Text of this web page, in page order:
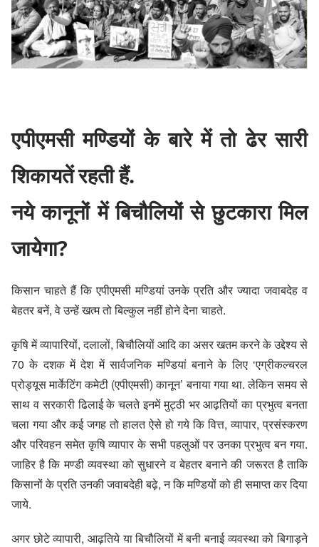
एपीएमसी मण्डियों के बारे में तो ढेर सारी
शिकायतें रहती हैं.
नये कानूनों में बिचौलियों से छुटकारा मिल
जायेगा?
किसान चाहते हैं कि एपीएमसी मण्डियां उनके प्रति और ज्यादा जवाबदेह व
बेहतर बनें, वे उन्हें खत्म तो बिल्कुल नहीं होने देना चाहते.
कृषि में व्यापारियों, दलालों, बिचौलियों आदि का असर खतम करने के उद्देश्य से
70 के दशक में देश में सार्वजनिक मण्डियां बनाने के लिए ‘एग्रीकल्चरल
प्रोड्यूस मार्केटिंग कमेटी (एपीएमसी) कानून’ बनाया गया था. लेकिन समय से
साथ व सरकारी ढिलाई के चलते इनमें मुट्ठी भर आढ़तियों का प्रभुत्व बनता
चला गया और कई जगह तो हालत ऐसे हो गये कि वित्त, व्यापार, प्रसंस्करण
और परिवहन समेत कृषि व्यापार के सभी पहलुओं पर उनका प्रभुत्व बन गया.
जाहिर है कि मण्डी व्यवस्था को सुधारने व बेहतर बनाने की जरूरत है ताकि
किसानों के प्रति उनकी जवाबदेही बढ़े, न कि मण्डियों को ही समाप्त कर दिया
जाये.
अगर छोटे व्यापारी, आढ़तिये या बिचौलियों में बनी बनाई व्यवस्था को बिगाड़ने